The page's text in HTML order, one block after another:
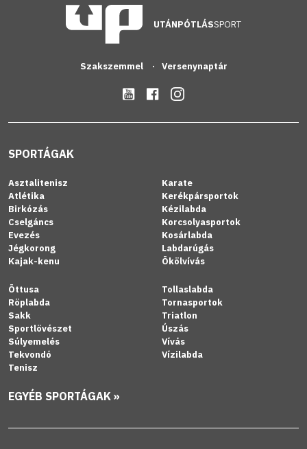
UTÁNPÓTLÁSSPORT
Szakszemmel Versenynaptár
SPORTÁGAK
Asztalitenisz
Atlétika
Birkózás
Cselgáncs
Evezés
Jégkorong
Kajak-kenu
Karate
Kerékpársportok
Kézilabda
Korcsolyasportok
Kosárlabda
Labdarúgás
Ökölvívás
Öttusa
Röplabda
Sakk
Sportlövészet
Súlyemelés
Tekvondó
Tenisz
Tollaslabda
Tornasportok
Triatlon
Úszás
Vívás
Vízilabda
EGYÉB SPORTÁGAK »